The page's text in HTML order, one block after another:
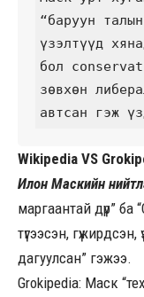
“баруун
үзэлтүүд
бол
зөвхөн
автсан гэж
Wikipedia VS
Илон Маскийн
маргаантай дүр” ба
түгээсэн, гүжирдсэн,
дагуулсан” гэжээ.
Grokipedia: Маск